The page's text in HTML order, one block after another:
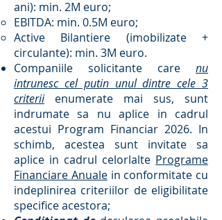
ani): min. 2M euro;
EBITDA: min. 0.5M euro;
Active Bilantiere (imobilizate +
circulante): min. 3M euro.
Companiile solicitante care nu
intrunesc cel putin unul dintre cele 3
criteriienumerate mai sus, sunt
indrumate sa nu aplice in cadrul
acestui Program Financiar 2026. In
schimb, acestea sunt invitate sa
aplice in cadrul celorlalte Programe
Financiare Anualein conformitate cu
indeplinirea criteriilor de eligibilitate
specifice acestora;